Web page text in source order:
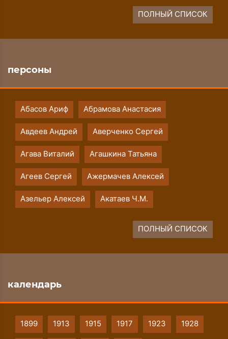
ПОЛНЫЙ СПИСОК
персоны
Абасов Ариф Абрамова Анастасия
Авдеев Андрей Аверченко Сергей
Агава Виталий Агашкина Татьяна
Агеев Сергей Ажермачев Алексей
Азельер Алексей Акатаев Ч.М.
ПОЛНЫЙ СПИСОК
календарь
1899 1913 1915 1917 1923 1928